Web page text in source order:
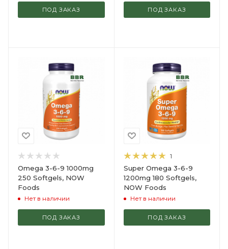
ПОД ЗАКАЗ ПОД ЗАКАЗ
Omega 3-6-9 1000mg
250 Softgels, NOW
Foods
Нет в наличии
ПОД ЗАКАЗ
1
Super Omega 3-6-9
1200mg 180 Softgels,
NOW Foods
Нет в наличии
ПОД ЗАКАЗ